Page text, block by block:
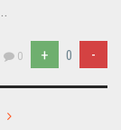
0 + 0 -